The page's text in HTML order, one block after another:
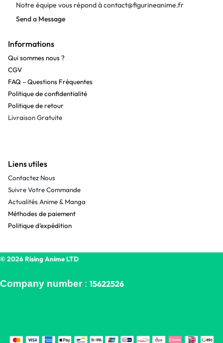
Notre équipe vous répond àcontact@figurineanime.fr
Send a Message
Informations
Qui sommes nous ?
CGV
FAQ – Questions Fréquentes
Politique de confidentialité
Politique de retour
Livraison Gratuite
Liens utiles
Contactez Nous
Suivre Votre Commande
Actualités Anime & Manga
Méthodes de paiement
Politique d’expédition
© 2026 Rising Anime LTD
Company number: 15622526